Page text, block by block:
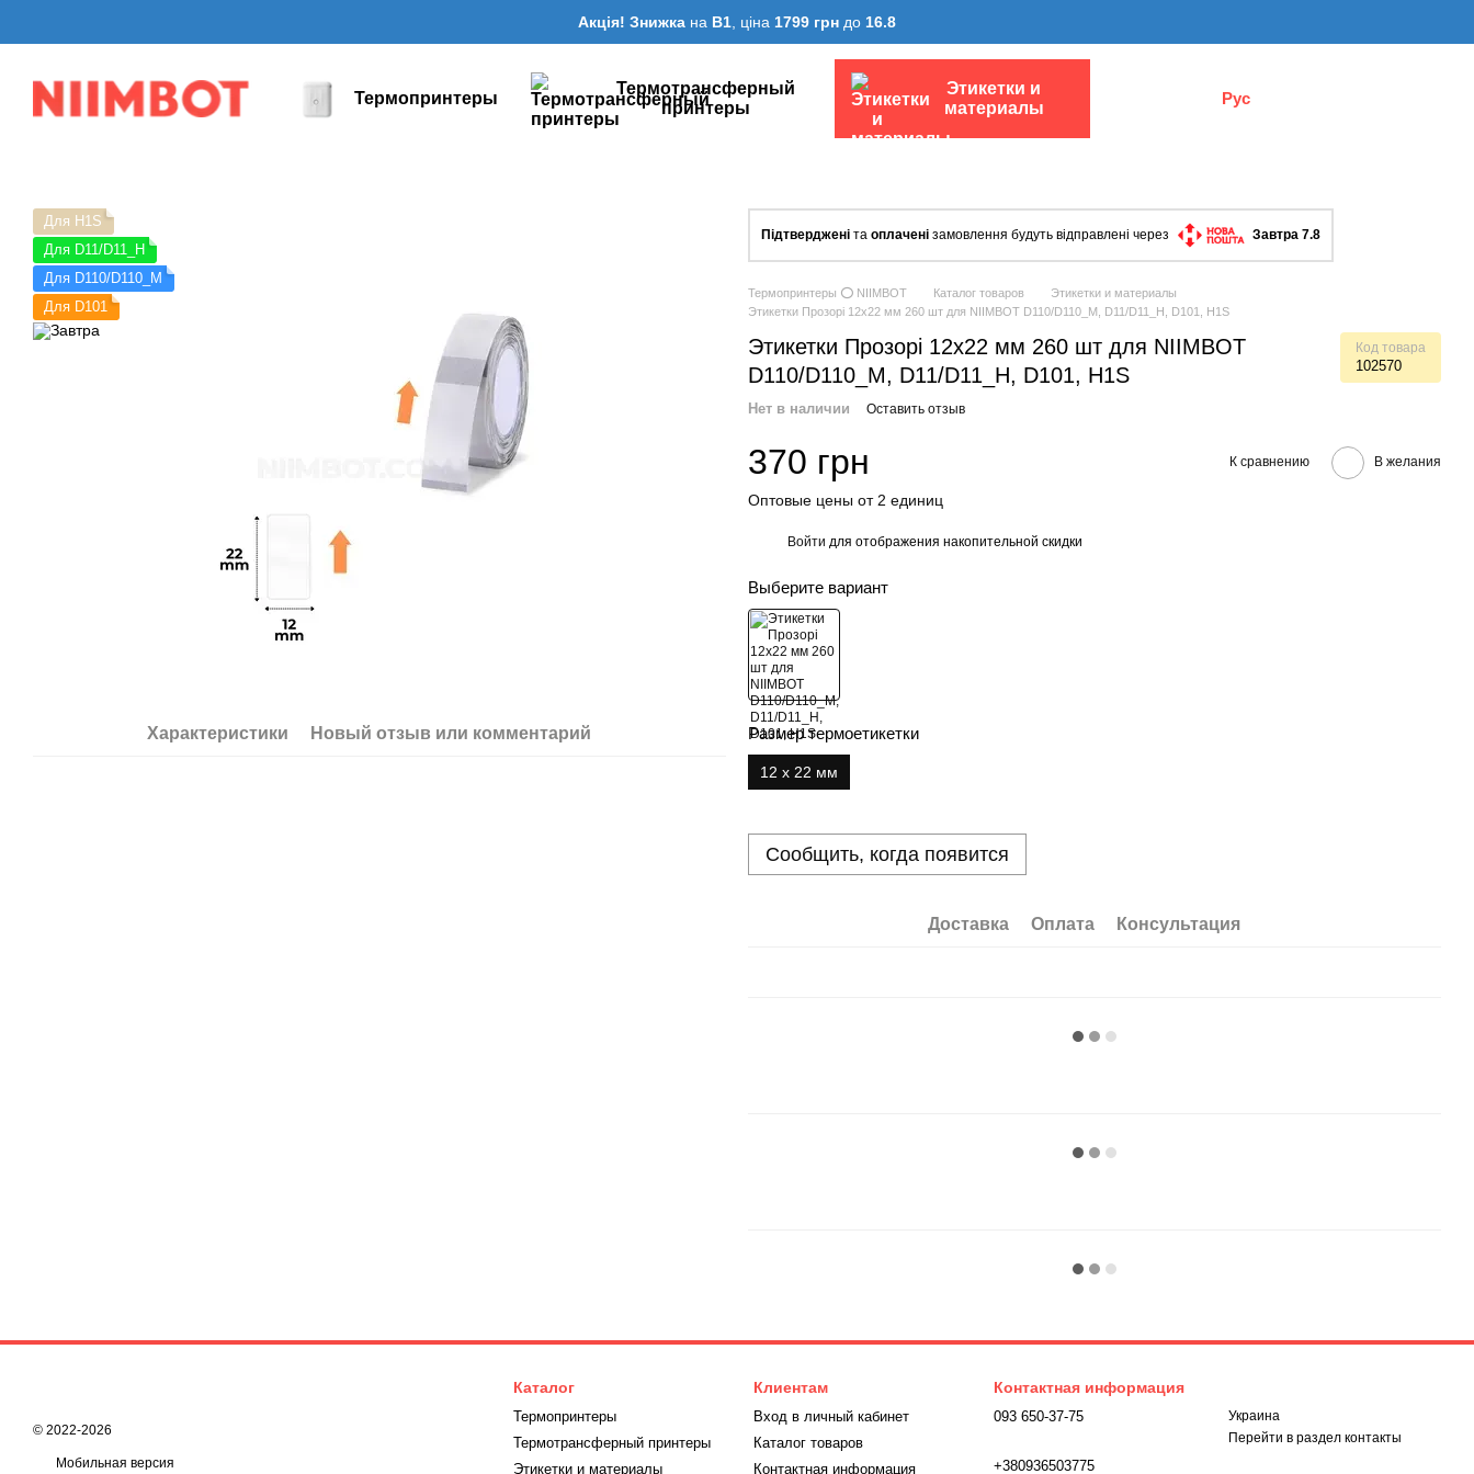
Акція! Знижка на B1 , ціна 1799 грн до 16.8
Термопринтеры
Термотрансферный
принтеры
Этикетки и
материалы
Рус
Для H1S
Для D11/D11_H
Для D110/D110_M
Для D101
Характеристики Новый отзыв или комментарий
Підтверджені та оплачені замовлення будуть відправлені через Завтра 7.8
Термопринтеры ⭕ NIIMBOT Каталог товаров
Этикетки и материалы
Этикетки Прозорі 12х22 мм 260 шт для NIIMBOT D110/D110_M, D11/D11_H, D101, H1S
Этикетки Прозорі 12х22 мм 260 шт для NIIMBOT
D110/D110_M, D11/D11_H, D101, H1S
Код товара
102570
Нет в наличии Оставить отзыв
370 грн К сравнению В желания
Оптовые цены от 2 единиц
Войти для отображения накопительной скидки
Выберите вариант
Размер термоетикетки
12 х 22 мм
Сообщить, когда появится
Доставка Оплата Консультация
© 2022-2026
Мобильная версия
Каталог
Термопринтеры
Термотрансферный принтеры
Этикетки и материалы
Клиентам
Вход в личный кабинет
Каталог товаров
Контактная информация
Контактная информация
093 650-37-75
+380936503775
Украина
Перейти в раздел контакты